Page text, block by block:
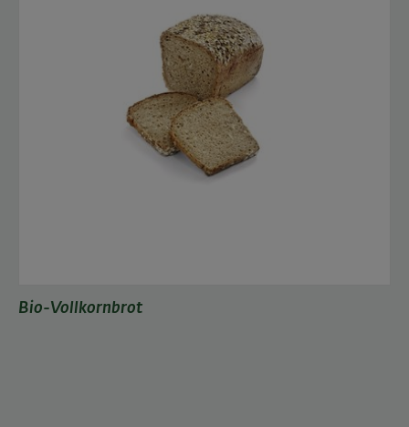
Bio-Vollkornbrot